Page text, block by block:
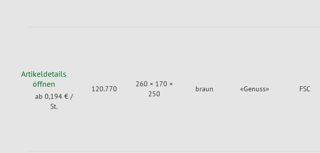
Artikeldetails
öffnen
ab 0,194 € /
St.
120.770
260 × 170 ×
250
braun «Genuss» FSC